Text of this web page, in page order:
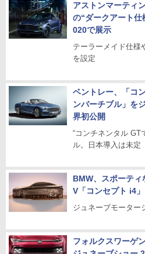
アストンマーティ
の“ダークアート
020で展示
テーラーメイド仕様
を設定
ベントレー、「コ
ンバーチブル」を
界初公開
“コンチネンタル GT
ル。日本導入は未定
BMW、スポーテ
V「コンセプト i4」
ジュネーブモーター
フォルクスワーゲ